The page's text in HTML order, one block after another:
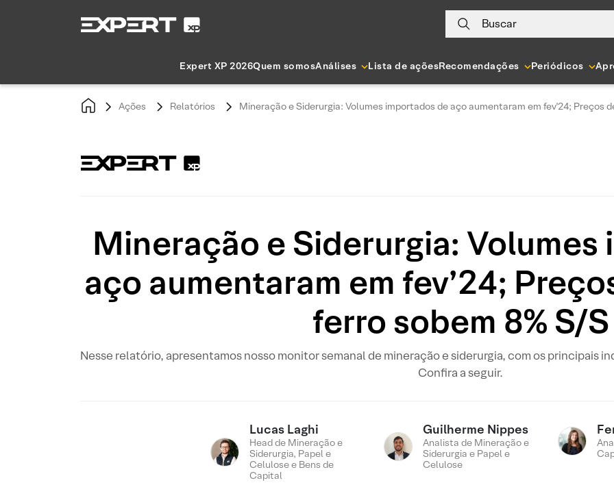
Buscar
Expert XP 2026Quem somosAnálises Lista de açõesRecomendações Periódicos
Ações Relatórios Mineração e Siderurgia: Volumes importados de aço aumentaram em fev'24; Preços
Mineração e Siderurgia:
aço aumentaram em fev’24;
ferro sobem 8% S/S
Nesse relatório, apresentamos nosso monitor semanal de mineração e siderurgia, com os principais
Confira a seguir.
Lucas Laghi
Head de Mineração e
Siderurgia, Papel e
Celulose e Bens de
Capital
Guilherme Nippes
Analista de Mineração e
Siderurgia e Papel e
Celulose